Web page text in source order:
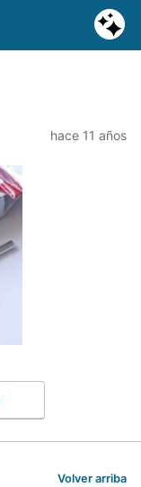
hace 11 años
Volver arriba